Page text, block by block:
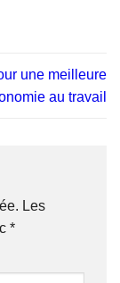
une meilleure
au travail
Les
*